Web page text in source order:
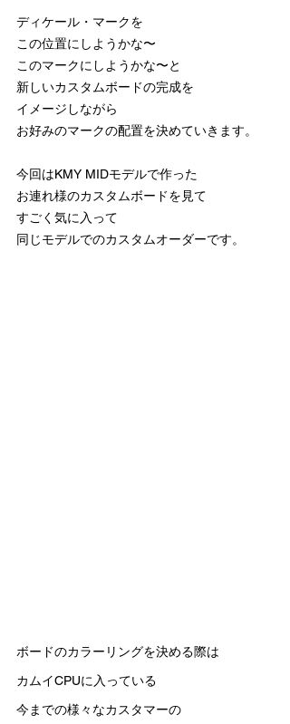
ディケール・マークを
この位置にしようかな〜
このマークにしようかな〜と
新しいカスタムボードの完成を
イメージしながら
お好みのマークの配置を決めていきます。
今回はKMY MIDモデルで作った
お連れ様のカスタムボードを見て
すごく気に入って
同じモデルでのカスタムオーダーです。
ボードのカラーリングを決める際は
カムイCPUに入っている
今までの様々なカスタマーの